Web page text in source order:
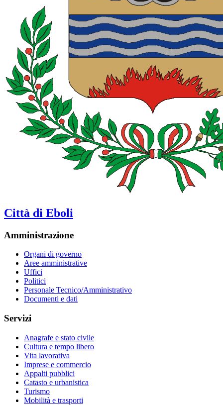
Città di Eboli
Amministrazione
Organi di governo
Aree amministrative
Uffici
Politici
Personale Tecnico/Amministrativo
Documenti e dati
Servizi
Anagrafe e stato civile
Cultura e tempo libero
Vita lavorativa
Imprese e commercio
Appalti pubblici
Catasto e urbanistica
Turismo
Mobilità e trasporti